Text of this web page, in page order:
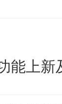
能上新